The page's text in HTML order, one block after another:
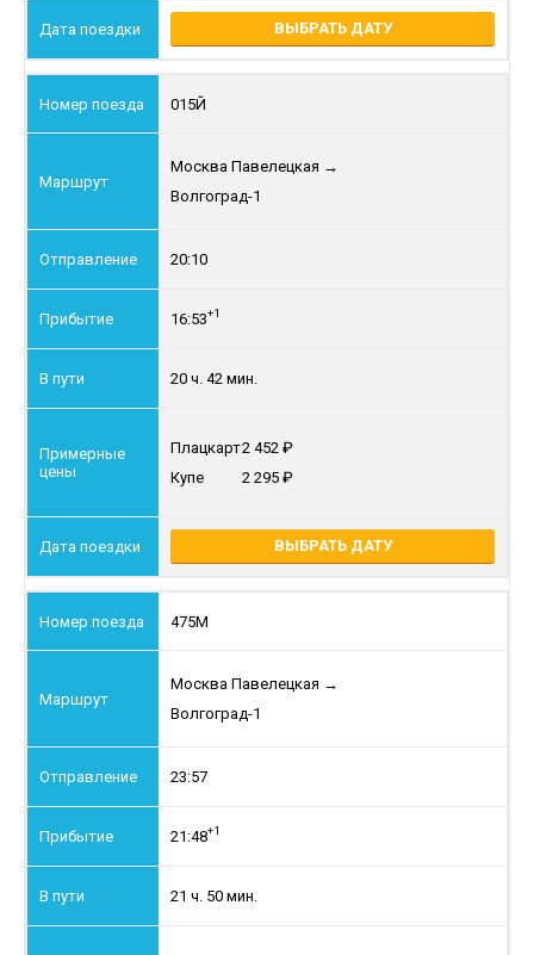
ВЫБРАТЬ ДАТУ
015Й
Москва Павелецкая →
Волгоград-1
20:10
16:53+1
20 ч. 42 мин.
Плацкарт2 452
Купе
2 295
ВЫБРАТЬ ДАТУ
475М
Москва Павелецкая →
Волгоград-1
23:57
21:48+1
21 ч. 50 мин.